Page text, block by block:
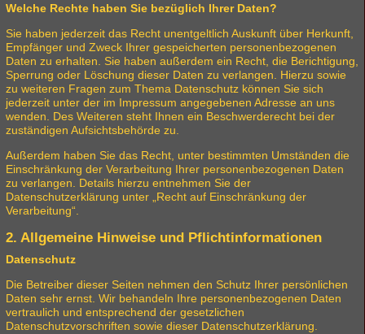
Welche Rechte haben Sie bezüglich Ihrer Daten?
Sie haben jederzeit das Recht unentgeltlich Auskunft über Herkunft,
Empfänger und Zweck Ihrer gespeicherten personenbezogenen
Daten zu erhalten. Sie haben außerdem ein Recht, die Berichtigung,
Sperrung oder Löschung dieser Daten zu verlangen. Hierzu sowie
zu weiteren Fragen zum Thema Datenschutz können Sie sich
jederzeit unter der im Impressum angegebenen Adresse an uns
wenden. Des Weiteren steht Ihnen ein Beschwerderecht bei der
zuständigen Aufsichtsbehörde zu.
Außerdem haben Sie das Recht, unter bestimmten Umständen die
Einschränkung der Verarbeitung Ihrer personenbezogenen Daten
zu verlangen. Details hierzu entnehmen Sie der
Datenschutzerklärung unter „Recht auf Einschränkung der
Verarbeitung“.
2. Allgemeine Hinweise und Pflichtinformationen
Datenschutz
Die Betreiber dieser Seiten nehmen den Schutz Ihrer persönlichen
Daten sehr ernst. Wir behandeln Ihre personenbezogenen Daten
vertraulich und entsprechend der gesetzlichen
Datenschutzvorschriften sowie dieser Datenschutzerklärung.